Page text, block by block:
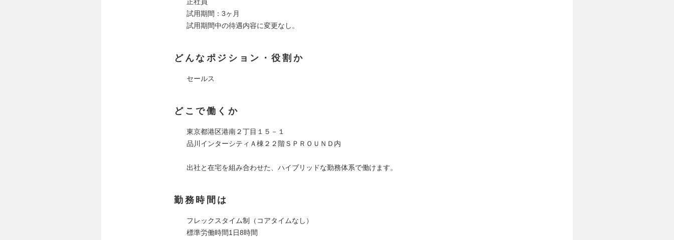
正社員
試用期間：3ヶ月
試用期間中の待遇内容に変更なし。
どんなポジション・役割か
セールス
どこで働くか
東京都港区港南２丁目１５－１
品川インターシティＡ棟２２階ＳＰＲＯＵＮＤ内
出社と在宅を組み合わせた、ハイブリッドな勤務体系で働けます。
勤務時間は
フレックスタイム制（コアタイムなし）
標準労働時間1日8時間